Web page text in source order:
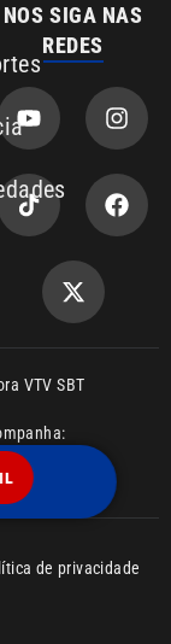
VTV SBT
de privacidade